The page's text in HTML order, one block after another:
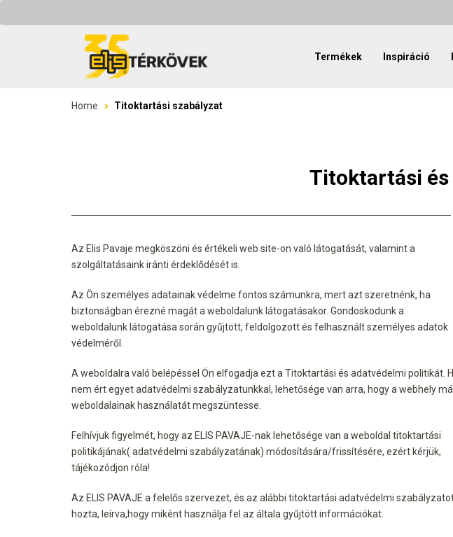
Termékek Inspiráció
Home Titoktartási szabályzat
Titoktartási
Az Elis Pavaje megköszöni és értékeli web site-on való látogatását, valamint a
szolgáltatásaink iránti érdeklődését is.
Az Ön személyes adatainak védelme fontos számunkra, mert azt szeretnénk, ha
biztonságban érezné magát a weboldalunk látogatásakor. Gondoskodunk a
weboldalunk látogatása során gyűjtött, feldolgozott és felhasznált személyes adatok
védelméről.
A weboldalra való belépéssel Ön elfogadja ezt a Titoktartási és adatvédelmi politikát.
nem ért egyet adatvédelmi szabályzatunkkal, lehetősége van arra, hogy a webhely
weboldalainak használatát megszüntesse.
Felhívjuk figyelmét, hogy az ELIS PAVAJE-nak lehetősége van a weboldal titoktartási
politikájának( adatvédelmi szabályzatának) módosítására/frissítésére, ezért kérjük,
tájékozódjon róla!
Az ELIS PAVAJE a felelős szervezet, és az alábbi titoktartási adatvédelmi
hozta, leírva,hogy miként használja fel az általa gyűjtött információkat.